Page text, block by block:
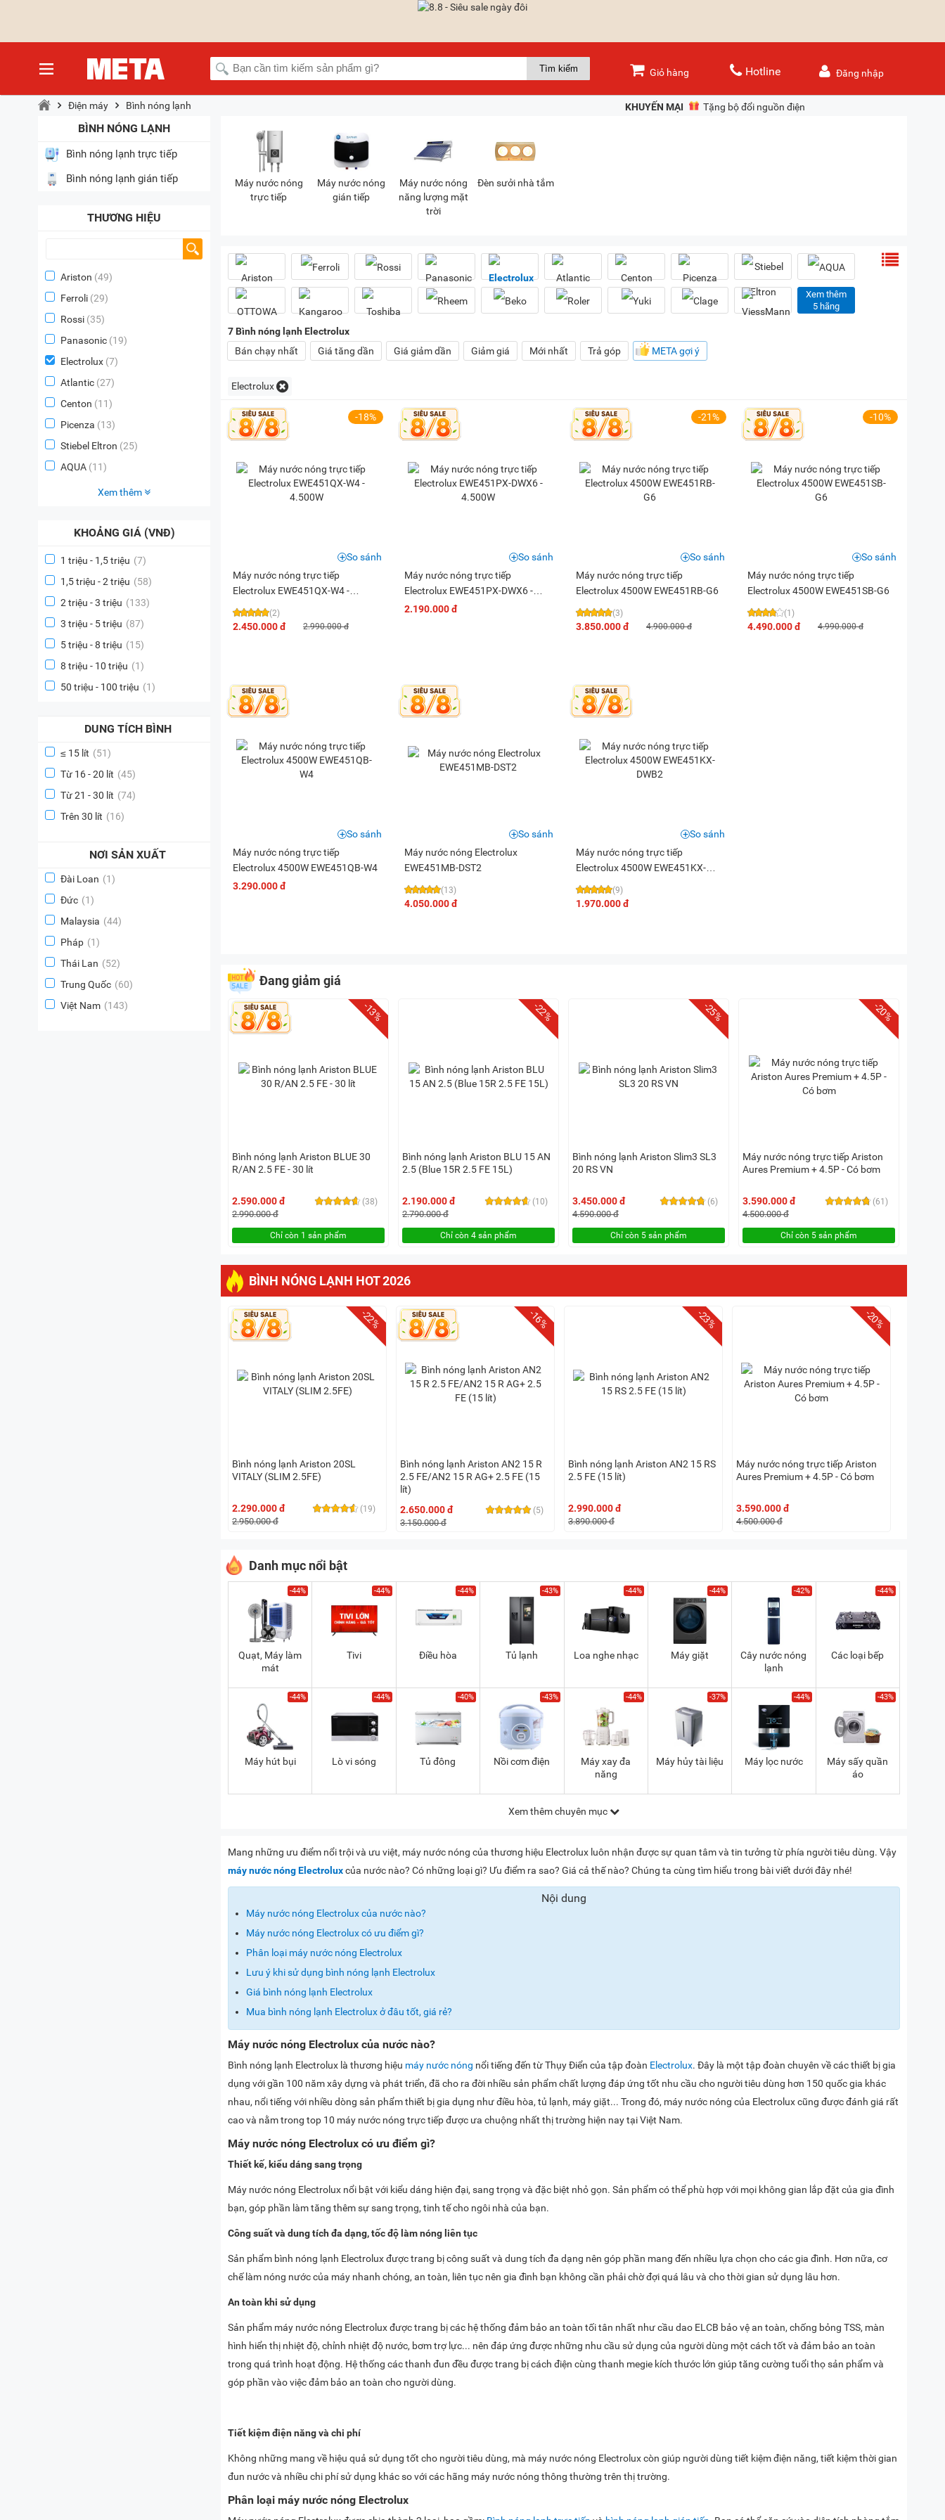
Đăng nhập
Giỏ hàng Hotline
KHUYẾN MẠI Tặng bộ đổi nguồn điện
Điện máy Bình nóng lạnh
BÌNH NÓNG LẠNH
Bình nóng lạnh trực tiếp
Bình nóng lạnh gián tiếp
THƯƠNG HIỆU
Ariston (49)
Ferroli (29)
Rossi (35)
Panasonic (19)
Electrolux (7)
Atlantic (27)
Centon (11)
Picenza (13)
Stiebel Eltron (25)
AQUA (11)
Xem thêm
KHOẢNG GIÁ (VNĐ)
1 triệu - 1,5 triệu (7)
1,5 triệu - 2 triệu (58)
2 triệu - 3 triệu (133)
3 triệu - 5 triệu (87)
5 triệu - 8 triệu (15)
8 triệu - 10 triệu (1)
50 triệu - 100 triệu (1)
DUNG TÍCH BÌNH
≤ 15 lít (51)
Từ 16 - 20 lít (45)
Từ 21 - 30 lít (74)
Trên 30 lít (16)
NƠI SẢN XUẤT
Đài Loan (1)
Đức (1)
Malaysia (44)
Pháp (1)
Thái Lan (52)
Trung Quốc (60)
Việt Nam (143)
Máy nước nóng
trực tiếp
Máy nước nóng
gián tiếp
Máy nước nóng
năng lượng mặt
trời
Đèn sưởi nhà tắm
Xem thêm
5 hãng
7 Bình nóng lạnh Electrolux
Bán chạy nhất
Giá tăng dần Giá giảm dần Giảm giá Mới nhất Trả góp META gợi ý
Electrolux
-18%
Máy nước nóng trực tiếp
Electrolux EWE451QX-W4 -
4.500W
(2)
2.450.000 đ 2.990.000 đ
So sánh
Máy nước nóng trực tiếp
Electrolux EWE451PX-DWX6 -
4.500W
2.190.000 đ
So sánh
-21%
Máy nước nóng trực tiếp
Electrolux 4500W EWE451RB-G6
(3)
3.850.000 đ 4.900.000 đ
So sánh
-10%
Máy nước nóng trực tiếp
Electrolux 4500W EWE451SB-G6
(1)
4.490.000 đ 4.990.000 đ
So sánh
Máy nước nóng trực tiếp
Electrolux 4500W EWE451QB-W4
3.290.000 đ
So sánh
Máy nước nóng Electrolux
EWE451MB-DST2
(13)
4.050.000 đ
So sánh
Máy nước nóng trực tiếp
Electrolux 4500W EWE451KX-
DWB2
(9)
1.970.000 đ
So sánh
Đang giảm giá
-13%
Bình nóng lạnh Ariston BLUE 30
R/AN 2.5 FE - 30 lít
(38)
2.590.000 đ
2.990.000 đ
Chỉ còn 1 sản phẩm
-22%
Bình nóng lạnh Ariston BLU 15 AN
2.5 (Blue 15R 2.5 FE 15L)
(10)
2.190.000 đ
2.790.000 đ
Chỉ còn 4 sản phẩm
-25%
Bình nóng lạnh Ariston Slim3 SL3
20 RS VN
(6)
3.450.000 đ
4.590.000 đ
Chỉ còn 5 sản phẩm
-20%
Máy nước nóng trực tiếp Ariston
Aures Premium + 4.5P - Có bơm
(61)
3.590.000 đ
4.500.000 đ
Chỉ còn 5 sản phẩm
BÌNH NÓNG LẠNH HOT 2026
-22%
Bình nóng lạnh Ariston 20SL
VITALY (SLIM 2.5FE)
(19)
2.290.000 đ
2.950.000 đ
-16%
Bình nóng lạnh Ariston AN2 15 R
2.5 FE/AN2 15 R AG+ 2.5 FE (15
lít)
(5)
2.650.000 đ
3.150.000 đ
-23%
Bình nóng lạnh Ariston AN2 15 RS
2.5 FE (15 lít)
2.990.000 đ
3.890.000 đ
-20%
Máy nước nóng trực tiếp Ariston
Aures Premium + 4.5P - Có bơm
3.590.000 đ
4.500.000 đ
Danh mục nổi bật
-44%
Quạt, Máy làm
mát
-44%
Tivi
-44%
Điều hòa
-43%
Tủ lạnh
-44%
Loa nghe nhạc
-44%
Máy giặt
-42%
Cây nước nóng
lạnh
-44%
Các loại bếp
-44%
Máy hút bụi
-44%
Lò vi sóng
-40%
Tủ đông
-43%
Nồi cơm điện
-44%
Máy xay đa
năng
-37%
Máy hủy tài liệu
-44%
Máy lọc nước
-43%
Máy sấy quần
áo
Xem thêm chuyên mục
Mang những ưu điểm nổi trội và ưu việt, máy nước nóng của thương hiệu Electrolux luôn nhận được sự quan tâm và tin tưởng từ phía người tiêu dùng. Vậy
máy nước nóng Electroluxcủa nước nào? Có những loại gì? Ưu điểm ra sao? Giá cả thế nào? Chúng ta cùng tìm hiểu trong bài viết dưới đây nhé!
Nội dung
Máy nước nóng Electrolux của nước nào?
Máy nước nóng Electrolux có ưu điểm gì?
Phân loại máy nước nóng Electrolux
Lưu ý khi sử dụng bình nóng lạnh Electrolux
Giá bình nóng lạnh Electrolux
Mua bình nóng lạnh Electrolux ở đâu tốt, giá rẻ?
Máy nước nóng Electrolux của nước nào?
Bình nóng lạnh Electrolux là thương hiệu máy nước nóng nổi tiếng đến từ Thụy Điển của tập đoàn Electrolux. Đây là một tập đoàn chuyên về các thiết bị gia
dụng với gần 100 năm xây dựng và phát triển, đã cho ra đời nhiều sản phẩm chất lượng đáp ứng tốt nhu cầu cho người tiêu dùng hơn 150 quốc gia khác
nhau, nổi tiếng với nhiều dòng sản phẩm thiết bị gia dụng như điều hòa, tủ lạnh, máy giặt... Trong đó, máy nước nóng của Electrolux cũng được đánh giá rất
cao và nằm trong top 10 máy nước nóng trực tiếp được ưa chuộng nhất thị trường hiện nay tại Việt Nam.
Máy nước nóng Electrolux có ưu điểm gì?
Thiết kế, kiểu dáng sang trọng
Máy nước nóng Electrolux nổi bật với kiểu dáng hiện đại, sang trọng và đặc biệt nhỏ gọn. Sản phẩm có thể phù hợp với mọi không gian lắp đặt của gia đình
bạn, góp phần làm tăng thêm sự sang trọng, tinh tế cho ngôi nhà của bạn.
Công suất và dung tích đa dạng, tốc độ làm nóng liên tục
Sản phẩm bình nóng lạnh Electrolux được trang bị công suất và dung tích đa dạng nên góp phần mang đến nhiều lựa chọn cho các gia đình. Hơn nữa, cơ
chế làm nóng nước của máy nhanh chóng, an toàn, liên tục nên gia đình bạn không cần phải chờ đợi quá lâu và cho thời gian sử dụng lâu hơn.
An toàn khi sử dụng
Sản phẩm máy nước nóng Electrolux được trang bị các hệ thống đảm bảo an toàn tối tân nhất như cầu dao ELCB bảo vệ an toàn, chống bỏng TSS, màn
hình hiển thị nhiệt độ, chỉnh nhiệt độ nước, bơm trợ lực... nên đáp ứng được những nhu cầu sử dụng của người dùng một cách tốt và đảm bảo an toàn
trong quá trình hoạt động. Hệ thống các thanh đun đều được trang bị cách điện cùng thanh megie kích thước lớn giúp tăng cường tuổi thọ sản phẩm và
góp phần vào việc đảm bảo an toàn cho người dùng.
Tiết kiệm điện năng và chi phí
Không những mang về hiệu quả sử dụng tốt cho người tiêu dùng, mà máy nước nóng Electrolux còn giúp người dùng tiết kiệm điện năng, tiết kiệm thời gian
đun nước và nhiều chi phí sử dụng khác so với các hãng máy nước nóng thông thường trên thị trường.
Phân loại máy nước nóng Electrolux